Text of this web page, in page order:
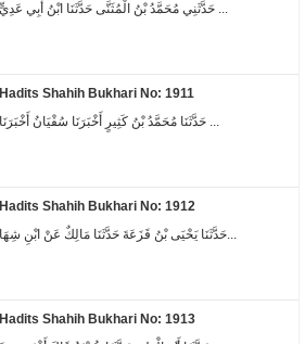
حَدَّثَنِي مُحَمَّدُ بْنُ الْمُثَنَّى حَدَّثَنَا ابْنُ أَبِي عَدِيٍّ ...
Hadits Shahih Bukhari No: 1911
حَدَّثَنَا مُحَمَّدُ بْنُ كَثِيرٍ أَخْبَرَنَا سُفْيَانُ أَخْبَرَنَا ...
Hadits Shahih Bukhari No: 1912
حَدَّثَنَا يَحْيَى بْنُ قَزَعَةَ حَدَّثَنَا مَالِكٌ عَنْ ابْنِ شِهَا...
Hadits Shahih Bukhari No: 1913